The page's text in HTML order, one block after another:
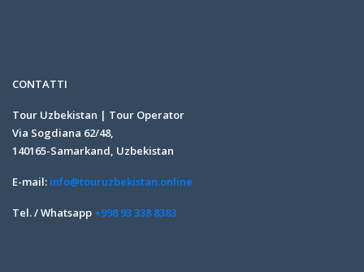
CONTATTI
Tour Uzbekistan | Tour Operator
Via Sogdiana 62/48,
140165-Samarkand, Uzbekistan
E-mail: info@touruzbekistan.online
Tel. / Whatsapp +998 93 338 8383